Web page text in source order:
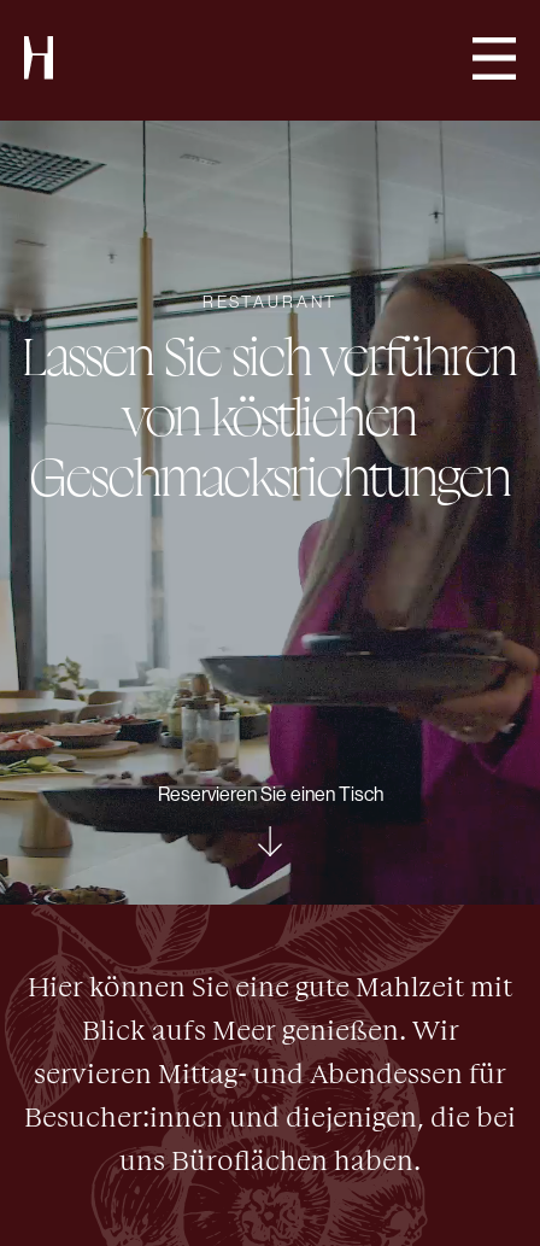
RESTAURANT
Lassen Sie sich verführen
von köstlichen
Geschmacks­richtungen
Reservieren Sie einen Tisch
Hier können Sie eine gute Mahlzeit mit
Blick aufs Meer genießen. Wir
servieren Mittag- und Abendessen für
Besucher:innen und diejenigen, die bei
uns Büroflächen haben.